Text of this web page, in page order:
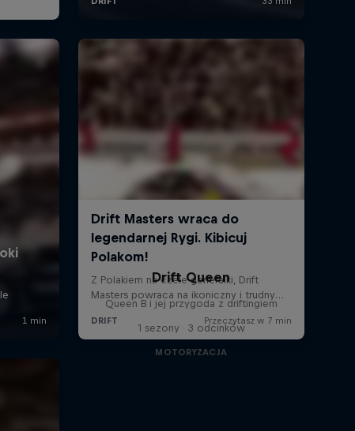
Drift Queen
Queen B i jej przygoda z driftingiem
1 sezony · 3 odcinków
MOTORYZACJA